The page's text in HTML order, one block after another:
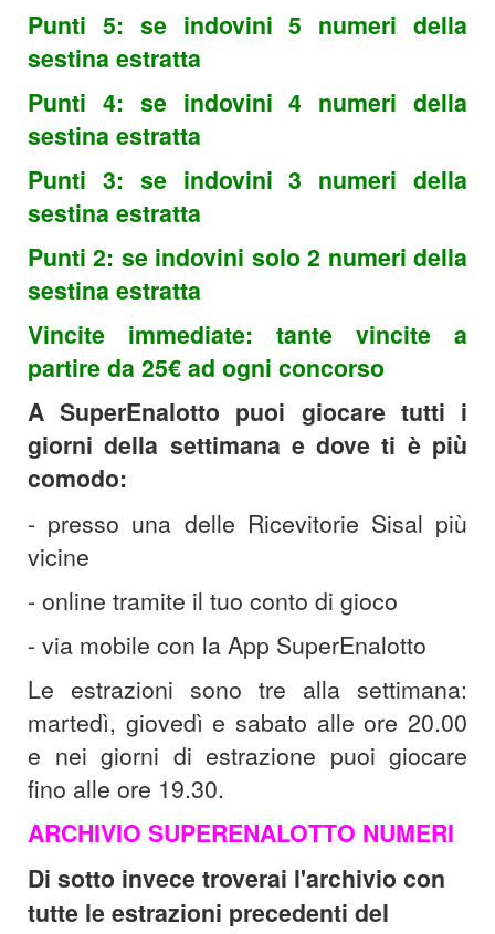
Punti 5: se indovini 5 numeri della
sestina estratta
Punti 4: se indovini 4 numeri della
sestina estratta
Punti 3: se indovini 3 numeri della
sestina estratta
Punti 2: se indovini solo 2 numeri della
sestina estratta
Vincite immediate: tante vincite a
partire da 25€ ad ogni concorso
A SuperEnalotto puoi giocare tutti i
giorni della settimana e dove ti è più
comodo:
- presso una delle Ricevitorie Sisal più
vicine
- online tramite il tuo conto di gioco
- via mobile con la App SuperEnalotto
Le estrazioni sono tre alla settimana:
martedì, giovedì e sabato alle ore 20.00
e nei giorni di estrazione puoi giocare
fino alle ore 19.30.
ARCHIVIO SUPERENALOTTO NUMERI
Di sotto invece troverai l'archivio con
tutte le estrazioni precedenti del